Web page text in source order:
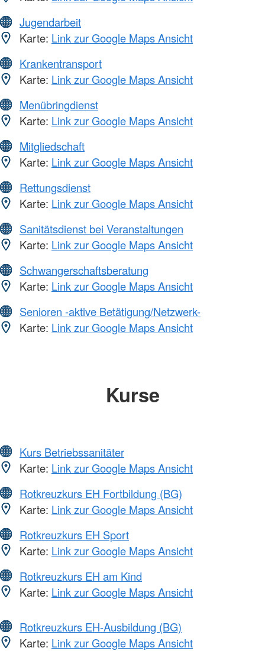
Jugendarbeit
Karte: Link zur Google Maps Ansicht
Krankentransport
Karte: Link zur Google Maps Ansicht
Menübringdienst
Karte: Link zur Google Maps Ansicht
Mitgliedschaft
Karte: Link zur Google Maps Ansicht
Rettungsdienst
Karte: Link zur Google Maps Ansicht
Sanitätsdienst bei Veranstaltungen
Karte: Link zur Google Maps Ansicht
Schwangerschaftsberatung
Karte: Link zur Google Maps Ansicht
Senioren -aktive Betätigung/Netzwerk-
Karte: Link zur Google Maps Ansicht
Kurse
Kurs Betriebssanitäter
Karte: Link zur Google Maps Ansicht
Rotkreuzkurs EH Fortbildung (BG)
Karte: Link zur Google Maps Ansicht
Rotkreuzkurs EH Sport
Karte: Link zur Google Maps Ansicht
Rotkreuzkurs EH am Kind
Karte: Link zur Google Maps Ansicht
Rotkreuzkurs EH-Ausbildung (BG)
Karte: Link zur Google Maps Ansicht